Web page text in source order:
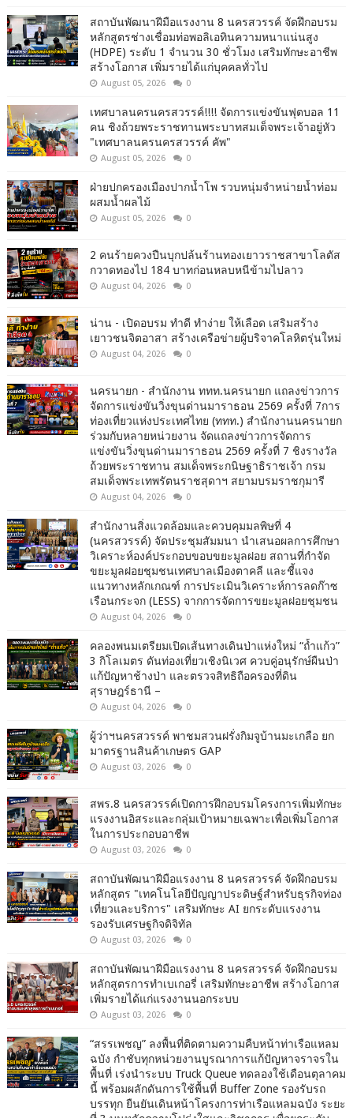
สถาบันพัฒนาฝีมือแรงงาน 8 นครสวรรค์ จัดฝึกอบรม
หลักสูตรช่างเชื่อมท่อพอลิเอทินความหนาแน่นสูง
(HDPE) ระดับ 1 จำนวน 30 ชั่วโมง เสริมทักษะอาชีพ
สร้างโอกาส เพิ่มรายได้แก่บุคคลทั่วไป
August 05, 2026 0
เทศบาลนครนครสวรรค์!!!! จัดการแข่งขันฟุตบอล 11
คน ชิงถ้วยพระราชทานพระบาทสมเด็จพระเจ้าอยู่หัว
"เทศบาลนครนครสวรรค์ คัพ"
August 05, 2026 0
ฝ่ายปกครองเมืองปากน้ำโพ รวบหนุ่มจำหน่ายน้ำท่อม
ผสมน้ำผลไม้
August 05, 2026 0
2 คนร้ายควงปืนบุกปล้นร้านทองเยาวราชสาขาโลตัส
กวาดทองไป 184 บาทก่อนหลบหนีข้ามไปลาว
August 04, 2026 0
น่าน - เปิดอบรม ทำดี ทำง่าย ให้เลือด เสริมสร้าง
เยาวชนจิตอาสา สร้างเครือข่ายผู้บริจาคโลหิตรุ่นใหม่
August 04, 2026 0
นครนายก - สำนักงาน ททท.นครนายก แถลงข่าวการ
จัดการแข่งขันวิ่งขุนด่านมาราธอน 2569 ครั้งที่ 7การ
ท่องเที่ยวแห่งประเทศไทย (ททท.) สำนักงานนครนายก
ร่วมกับหลายหน่วยงาน จัดแถลงข่าวการจัดการ
แข่งขันวิ่งขุนด่านมาราธอน 2569 ครั้งที่ 7 ชิงรางวัล
ถ้วยพระราชทาน สมเด็จพระกนิษฐาธิราชเจ้า กรม
สมเด็จพระเทพรัตนราชสุดาฯ สยามบรมราชกุมารี
August 04, 2026 0
สำนักงานสิ่งแวดล้อมและควบคุมมลพิษที่ 4
(นครสวรรค์) จัดประชุมสัมมนา นำเสนอผลการศึกษา
วิเคราะห์องค์ประกอบขอบขยะมูลฝอย สถานที่กำจัด
ขยะมูลฝอยชุมชนเทศบาลเมืองตาคลี และชี้แจง
แนวทางหลักเกณฑ์ การประเมินวิเคราะห์การลดก๊าซ
เรือนกระจก (LESS) จากการจัดการขยะมูลฝอยชุมชน
August 04, 2026 0
คลองพนมเตรียมเปิดเส้นทางเดินป่าแห่งใหม่ “ถ้ำแก้ว”
3 กิโลเมตร ดันท่องเที่ยวเชิงนิเวศ ควบคู่อนุรักษ์ผืนป่า
แก้ปัญหาช้างป่า และตรวจสิทธิถือครองที่ดิน
สุราษฎร์ธานี –
August 04, 2026 0
ผู้ว่าฯนครสวรรค์ พาชมสวนฝรั่งกิมจูบ้านมะเกลือ ยก
มาตรฐานสินค้าเกษตร GAP
August 03, 2026 0
สพร.8 นครสวรรค์เปิดการฝึกอบรมโครงการเพิ่มทักษะ
แรงงานอิสระและกลุ่มเป้าหมายเฉพาะเพื่อเพิ่มโอกาส
ในการประกอบอาชีพ
August 03, 2026 0
สถาบันพัฒนาฝีมือแรงงาน 8 นครสวรรค์ จัดฝึกอบรม
หลักสูตร "เทคโนโลยีปัญญาประดิษฐ์สำหรับธุรกิจท่อง
เที่ยวและบริการ" เสริมทักษะ AI ยกระดับแรงงาน
รองรับเศรษฐกิจดิจิทัล
August 03, 2026 0
สถาบันพัฒนาฝีมือแรงงาน 8 นครสวรรค์ จัดฝึกอบรม
หลักสูตรการทำเบเกอรี่ เสริมทักษะอาชีพ สร้างโอกาส
เพิ่มรายได้แก่แรงงานนอกระบบ
August 03, 2026 0
“สรรเพชญ” ลงพื้นที่ติดตามความคืบหน้าท่าเรือแหลม
ฉบัง กำชับทุกหน่วยงานบูรณาการแก้ปัญหาจราจรใน
พื้นที่ เร่งนำระบบ Truck Queue ทดลองใช้เดือนตุลาคม
นี้ พร้อมผลักดันการใช้พื้นที่ Buffer Zone รองรับรถ
บรรทุก ยืนยันเดินหน้าโครงการท่าเรือแหลมฉบัง ระยะ